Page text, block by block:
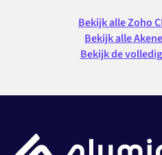
Bekijk alle Zoho
Bekijk alle
Bekijk de